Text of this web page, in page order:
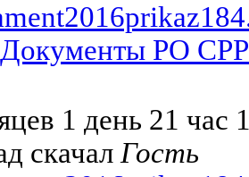
Документы РО СРР
1 день 21 час
скачал Гость